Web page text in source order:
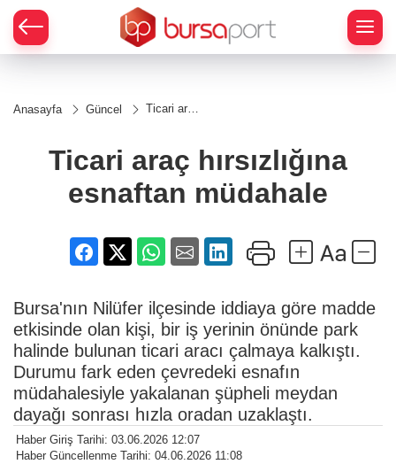
Anasayfa Güncel
Ticari araç
Ticari araç hırsızlığına
esnaftan müdahale
Bursa'nın Nilüfer ilçesinde iddiaya göre madde
etkisinde olan kişi, bir iş yerinin önünde park
halinde bulunan ticari aracı çalmaya kalkıştı.
Durumu fark eden çevredeki esnafın
müdahalesiyle yakalanan şüpheli meydan
dayağı sonrası hızla oradan uzaklaştı.
Haber Giriş Tarihi: 03.06.2026 12:07
Haber Güncellenme Tarihi: 04.06.2026 11:08